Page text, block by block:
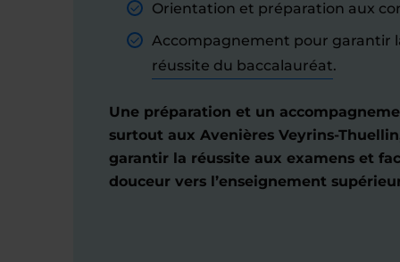
Orientation et préparation aux
Accompagnement pour garantir
réussite du baccalauréat.
Une préparation et un
surtout aux Avenières Veyrins-
garantir la réussite aux examens et
douceur vers l’enseignement